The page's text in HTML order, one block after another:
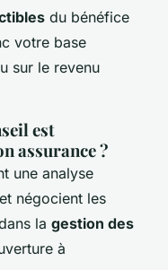
du bénéfice
votre base
sur le revenu
est
assurance ?
une analyse
négocient les
la gestion des
à